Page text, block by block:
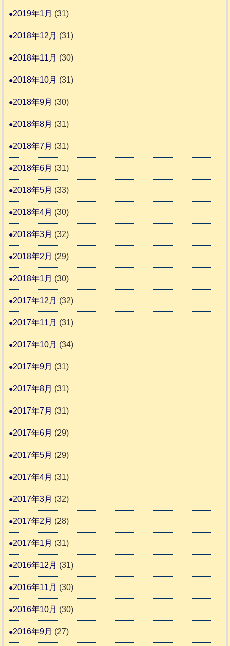
2019年1月 (31)
2018年12月 (31)
2018年11月 (30)
2018年10月 (31)
2018年9月 (30)
2018年8月 (31)
2018年7月 (31)
2018年6月 (31)
2018年5月 (33)
2018年4月 (30)
2018年3月 (32)
2018年2月 (29)
2018年1月 (30)
2017年12月 (32)
2017年11月 (31)
2017年10月 (34)
2017年9月 (31)
2017年8月 (31)
2017年7月 (31)
2017年6月 (29)
2017年5月 (29)
2017年4月 (31)
2017年3月 (32)
2017年2月 (28)
2017年1月 (31)
2016年12月 (31)
2016年11月 (30)
2016年10月 (30)
2016年9月 (27)